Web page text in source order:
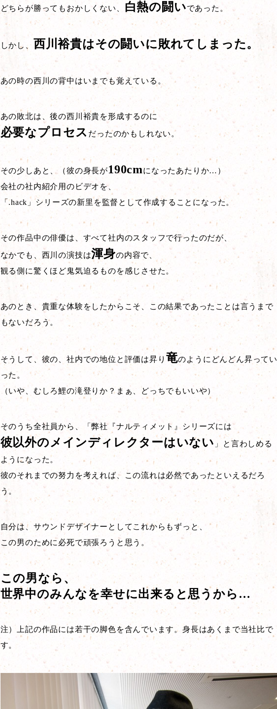
どちらが勝ってもおかしくない、 白熱の闘いであった。
しかし、 西川裕貴はその闘いに敗れてしまった。
あの時の西川の背中はいまでも覚えている。
あの敗北は、後の西川裕貴を形成するのに
必要なプロセス だったのかもしれない。
その少しあと、（彼の身長が190cmになったあたりか…）
会社の社内紹介用のビデオを、
「.hack」シリーズの新里を監督として作成することになった。
その作品中の俳優は、すべて社内のスタッフで行ったのだが、
なかでも、西川の演技は渾身の内容で、
観る側に驚くほど鬼気迫るものを感じさせた。
あのとき、貴重な体験をしたからこそ、この結果であったことは言うまで
もないだろう。
そうして、彼の、社内での地位と評価は昇り 竜のようにどんどん昇ってい
った。
（いや、むしろ鯉の滝登りか？まぁ、どっちでもいいや）
そのうち全社員から、「弊社『ナルティメット』シリーズには
彼以外のメインディレクターはいない 」と言わしめる
ようになった。
彼のそれまでの努力を考えれば、この流れは必然であったといえるだろ
う。
自分は、サウンドデザイナーとしてこれからもずっと、
この男のために必死で頑張ろうと思う。
この男なら、
世界中のみんなを幸せに出来ると思うから…
注）上記の作品には若干の脚色を含んでいます。身長はあくまで当社比で
す。